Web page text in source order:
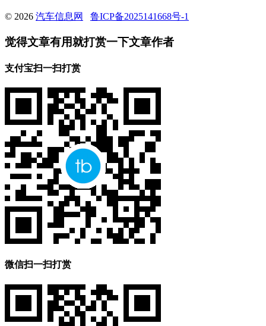
© 2026 汽车信息网 鲁ICP备2025141668号-1
觉得文章有用就打赏一下文章作者
支付宝扫一扫打赏
微信扫一扫打赏